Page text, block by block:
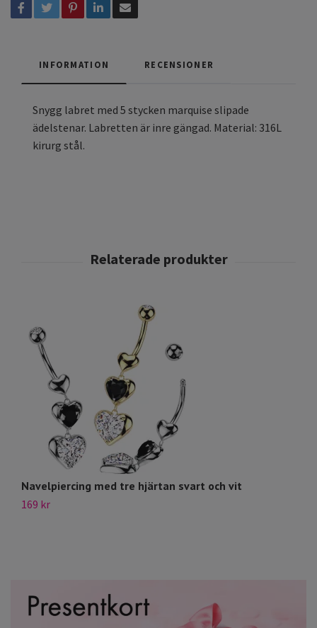
INFORMATION RECENSIONER
Snygg labret med 5 stycken marquise slipade
ädelstenar. Labretten är inre gängad. Material: 316L
kirurg stål.
Navelpiercing med tre hjärtan svart och vit
169 kr